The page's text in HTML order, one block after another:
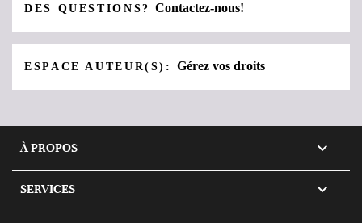
DES QUESTIONS?Contactez-nous!
ESPACE AUTEUR(S):Gérez vos droits
À PROPOS 
SERVICES 